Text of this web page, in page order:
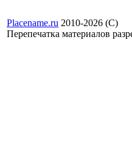
Placename.ru 2010-2026 (С)
Перепечатка материалов